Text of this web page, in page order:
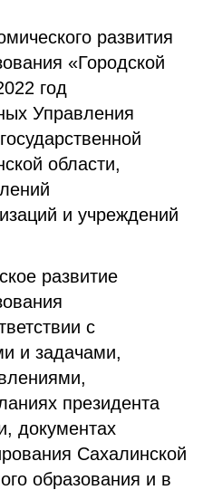
развития
«Городской
год
Управления
области,
и учреждений
развитие
с
и задачами,
президента
документах
Сахалинской
образования и в